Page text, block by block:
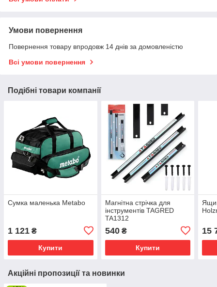
Умови повернення
Повернення товару впродовж 14 днів за домовленістю
Всі умови повернення
Подібні товари компанії
Сумка маленька Metabo
1 121 ₴
Купити
Магнітна стрічка для
інструментів TAGRED
TA1312
540₴
Купити
15
Акційні пропозиції та новинки